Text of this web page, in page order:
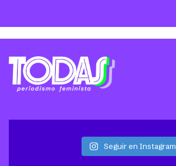
Seguir en Instagram